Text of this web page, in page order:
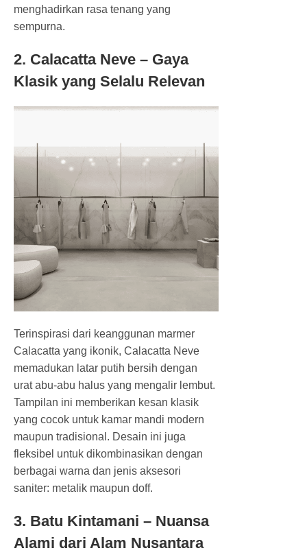
menghadirkan rasa tenang yang
sempurna.
2. Calacatta Neve – Gaya
Klasik yang Selalu Relevan
Terinspirasi dari keanggunan marmer
Calacatta yang ikonik, Calacatta Neve
memadukan latar putih bersih dengan
urat abu-abu halus yang mengalir lembut.
Tampilan ini memberikan kesan klasik
yang cocok untuk kamar mandi modern
maupun tradisional. Desain ini juga
fleksibel untuk dikombinasikan dengan
berbagai warna dan jenis aksesori
saniter: metalik maupun doff.
3. Batu Kintamani – Nuansa
Alami dari Alam Nusantara